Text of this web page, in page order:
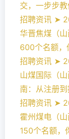
交，一步步
招聘资讯 ➤
华晋焦煤（
600个名额，
招聘资讯 ➤
山煤国际（
南：从注册
招聘资讯 ➤
霍州煤电（
150个名额，